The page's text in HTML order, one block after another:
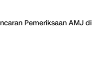
Pemeriksaan AMJ di